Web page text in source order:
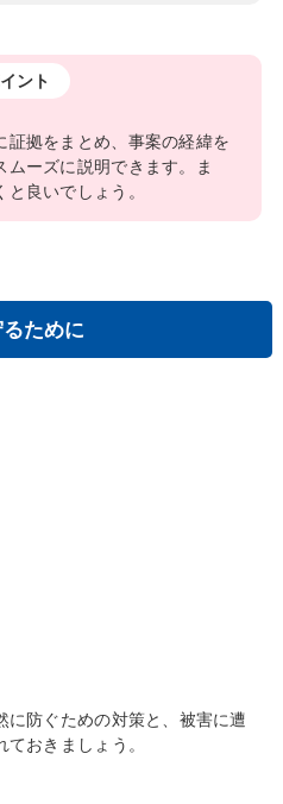
ント
証拠をまとめ、事案の経緯を
ーズに説明できます。ま
良いでしょう。
ために
防ぐための対策と、被害に遭
おきましょう。